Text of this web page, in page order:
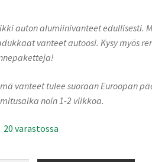
auton alumiinivanteet edullisesti.
vanteet autoosi. Kysy myös
vanteet tulee suoraan Euroopan
noin 1-2 viikkoa.
20 varastossa